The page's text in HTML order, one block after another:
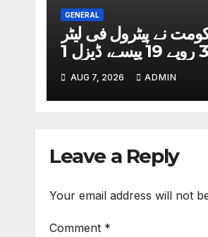
GENERAL
نے پیٹرول فی لیٹر
3 روپے 19 پیسے، ڈیزل 1
AUG 7, 2026 ADMIN
Leave a Reply
Your email address will not
Comment *